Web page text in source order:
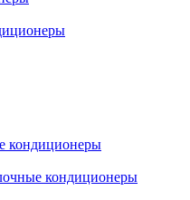
кондиционеры
кондиционеры